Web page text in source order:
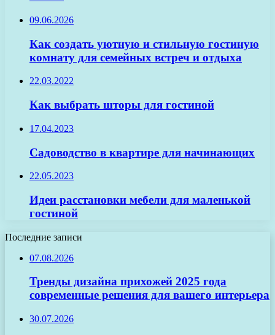
09.06.2026
Как создать уютную и стильную гостиную
комнату для семейных встреч и отдыха
22.03.2022
Как выбрать шторы для гостиной
17.04.2023
Садоводство в квартире для начинающих
22.05.2023
Идеи расстановки мебели для маленькой
гостиной
Последние записи
07.08.2026
Тренды дизайна прихожей 2025 года
современные решения для вашего интерьера
30.07.2026